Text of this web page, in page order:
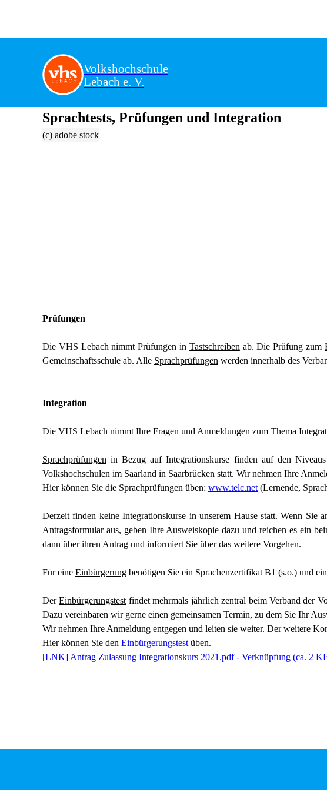
Volkshochschule
Lebach e. V.
Sprachtests, Prüfungen und Integration
(c) adobe stock
Prüfungen
Die VHS Lebach nimmt Prüfungen in Tastschreiben ab. Die Prüfung zum
Gemeinschaftsschule ab. Alle Sprachprüfungen werden innerhalb des
Integration
Die VHS Lebach nimmt Ihre Fragen und Anmeldungen zum Thema
Sprachprüfungen in Bezug auf Integrationskurse finden auf den
Volkshochschulen im Saarland in Saarbrücken statt. Wir nehmen Ihre
Hier können Sie die Sprachprüfungen üben: www.telc.net (Lernende,
Derzeit finden keineIntegrationskurse in unserem Hause statt. Wenn Sie
Antragsformular aus, geben Ihre Ausweiskopie dazu und reichen es ein
dann über ihren Antrag und informiert Sie über das weitere Vorgehen.
Für eine Einbürgerung benötigen Sie ein Sprachenzertifikat B1 (s.o.) und e
DerEinbürgerungstest findet mehrmals jährlich zentral beim Verband der
Dazu vereinbaren wir gerne einen gemeinsamen Termin, zu dem Sie Ihr
Wir nehmen Ihre Anmeldung entgegen und leiten sie weiter. Der weitere
Hier können Sie den Einbürgerungstest üben.
[LNK] Antrag Zulassung Integrationskurs 2021.pdf - Verknüpfung (ca. 2